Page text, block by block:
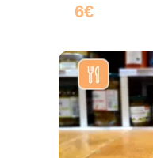
6€